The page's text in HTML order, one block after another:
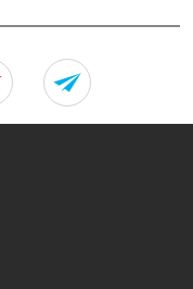
Google+
this